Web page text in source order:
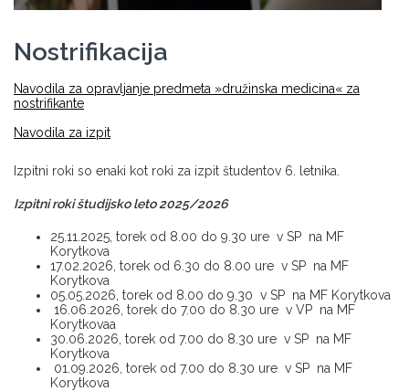
Nostrifikacija
Navodila za opravljanje predmeta »družinska medicina« za
nostrifikante
Navodila za izpit
Izpitni roki so enaki kot roki za izpit študentov 6. letnika.
Izpitni roki študijsko leto 2025/2026
25.11.2025, torek od 8.00 do 9.30 ure v SP na MF
Korytkova
17.02.2026, torek od 6.30 do 8.00 ure v SP na MF
Korytkova
05.05.2026, torek od 8.00 do 9.30 v SP na MF Korytkova
16.06.2026, torek do 7.00 do 8.30 ure v VP na MF
Korytkovaa
30.06.2026, torek od 7.00 do 8.30 ure v SP na MF
Korytkova
01.09.2026, torek od 7.00 do 8.30 ure v SP na MF
Korytkova